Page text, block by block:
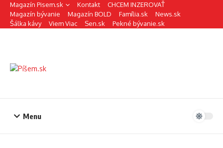
Preskočiť na obsah
Magazín Pisem.sk Kontakt
CHCEM INZEROVAŤ
Magazín bývanie
Magazín BOLD Família.sk
News.sk
Šálka kávy
Viem Viac Sen.sk Pekné bývanie.sk
Menu